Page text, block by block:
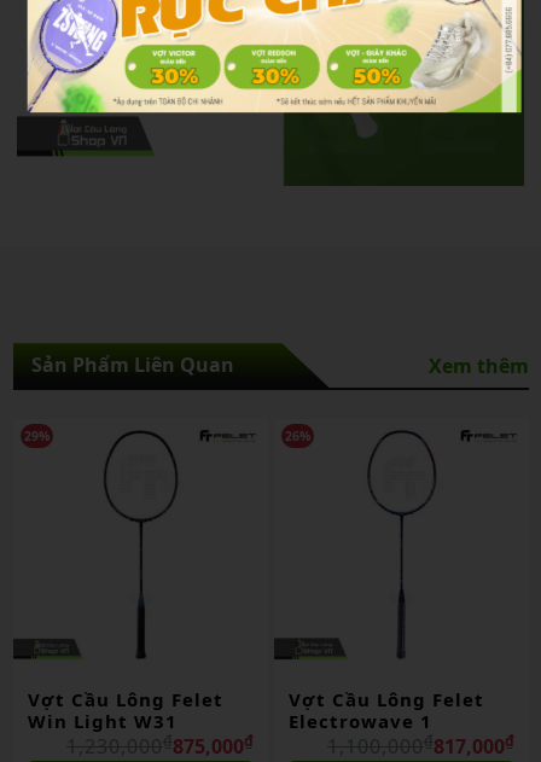
Sản Phẩm Liên Quan Xem thêm
29%
Vợt Cầu Lông Felet
Win Light W31
875,000₫
1,230,000₫
26%
Vợt Cầu Lông Felet
Electrowave 1
817,000₫
1,100,000₫